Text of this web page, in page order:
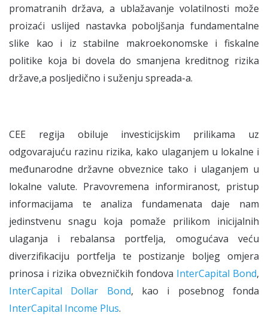
promatranih država, a ublažavanje volatilnosti može
proizaći uslijed nastavka poboljšanja fundamentalne
slike kao i iz stabilne makroekonomske i fiskalne
politike koja bi dovela do smanjena kreditnog rizika
države,a posljedično i suženju spreada-a.
CEE regija obiluje investicijskim prilikama uz
odgovarajuću razinu rizika, kako ulaganjem u lokalne i
međunarodne državne obveznice tako i ulaganjem u
lokalne valute. Pravovremena informiranost, pristup
informacijama te analiza fundamenata daje nam
jedinstvenu snagu koja pomaže prilikom inicijalnih
ulaganja i rebalansa portfelja, omogućava veću
diverzifikaciju portfelja te postizanje boljeg omjera
prinosa i rizika obvezničkih fondova InterCapital Bond,
InterCapital Dollar Bond, kao i posebnog fonda
InterCapital Income Plus.